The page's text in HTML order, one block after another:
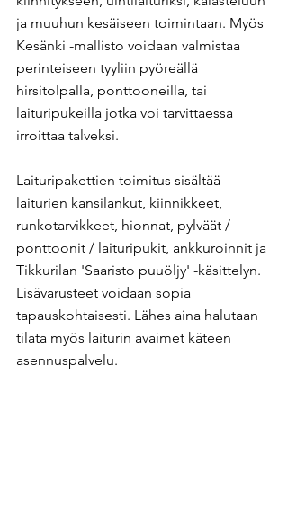
ja muuhun kesäiseen toimintaan. Myös
Kesänki -mallisto voidaan valmistaa
perinteiseen tyyliin pyöreällä
hirsitolpalla, ponttooneilla, tai
laituripukeilla jotka voi tarvittaessa
irroittaa talveksi.
Laituripakettien toimitus sisältää
laiturien kansilankut, kiinnikkeet,
runkotarvikkeet, hionnat, pylväät /
ponttoonit / laituripukit, ankkuroinnit ja
Tikkurilan 'Saaristo puuöljy' -käsittelyn.
Lisävarusteet voidaan sopia
tapauskohtaisesti. Lähes aina halutaan
tilata myös laiturin avaimet käteen
asennuspalvelu. ​